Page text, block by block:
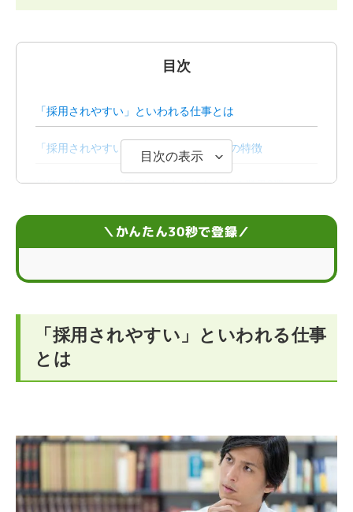
目次
「採用されやすい」といわれる仕事とは
「採用されやすい企業」にみられる6つの特徴
経歴に関わらず採用されやすい傾向がある業界9選
「受かりやすい仕事」はある？仕事探しに関するQ＆A
目次の表示
＼かんたん30秒で登録／
「採用されやすい」といわれる仕事
とは